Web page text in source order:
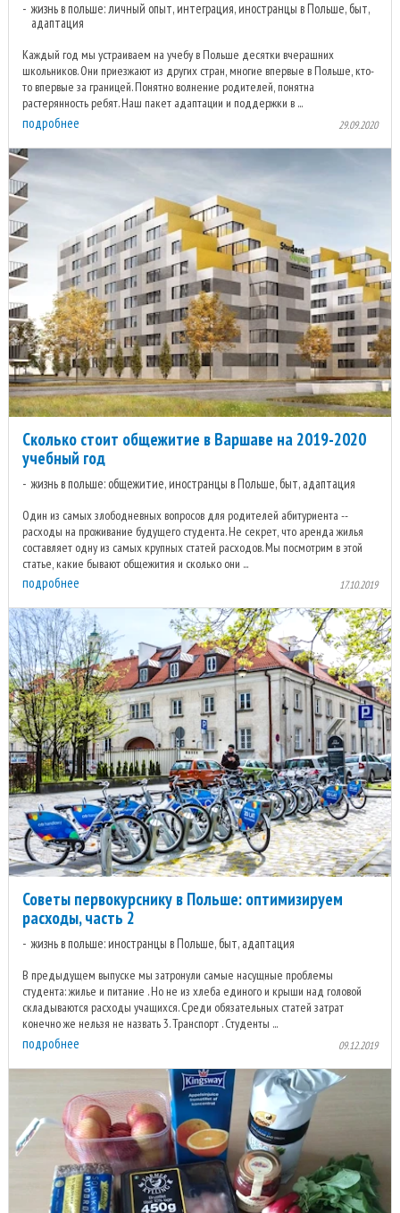
жизнь в польше: личный опыт, интеграция, иностранцы в Польше, быт,
адаптация
Каждый год мы устраиваем на учебу в Польше десятки вчерашних
школьников. Они приезжают из других стран, многие впервые в Польше, кто-
то впервые за границей. Понятно волнение родителей, понятна
растерянность ребят. Наш пакет адаптации и поддержки в ...
подробнее 29.09.2020
Сколько стоит общежитие в Варшаве на 2019-2020
учебный год
жизнь в польше: общежитие, иностранцы в Польше, быт, адаптация
Один из самых злободневных вопросов для родителей абитуриента --
расходы на проживание будущего студента. Не секрет, что аренда жилья
составляет одну из самых крупных статей расходов. Мы посмотрим в этой
статье, какие бывают общежития и сколько они ...
подробнее 17.10.2019
Советы первокурснику в Польше: оптимизируем
расходы, часть 2
жизнь в польше: иностранцы в Польше, быт, адаптация
В предыдущем выпуске мы затронули самые насущные проблемы
студента: жилье и питание . Но не из хлеба единого и крыши над головой
складываются расходы учащихся. Среди обязательных статей затрат
конечно же нельзя не назвать 3. Транспорт . Студенты ...
подробнее 09.12.2019